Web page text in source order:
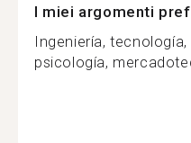
I miei argomenti
Ingeniería,
psicología,